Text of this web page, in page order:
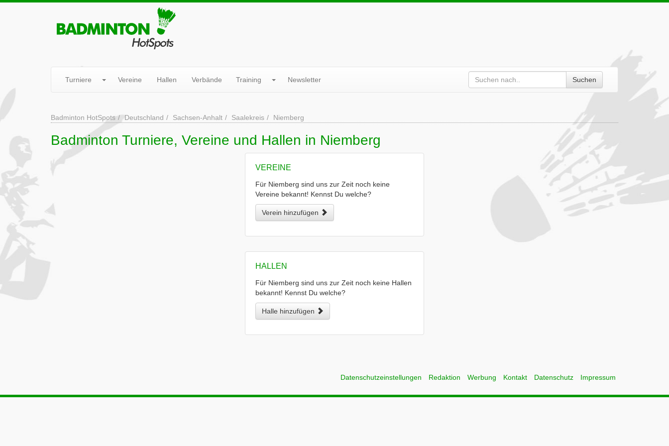
Turniere Vereine Hallen Verbände Training Newsletter Suchen
Badminton HotSpots Deutschland Sachsen-Anhalt Saalekreis Niemberg
Badminton Turniere, Vereine und Hallen in Niemberg
VEREINE
Für Niemberg sind uns zur Zeit noch keine
Vereine bekannt! Kennst Du welche?
Verein hinzufügen
HALLEN
Für Niemberg sind uns zur Zeit noch keine Hallen
bekannt! Kennst Du welche?
Halle hinzufügen
Datenschutzeinstellungen Redaktion Werbung Kontakt Datenschutz Impressum